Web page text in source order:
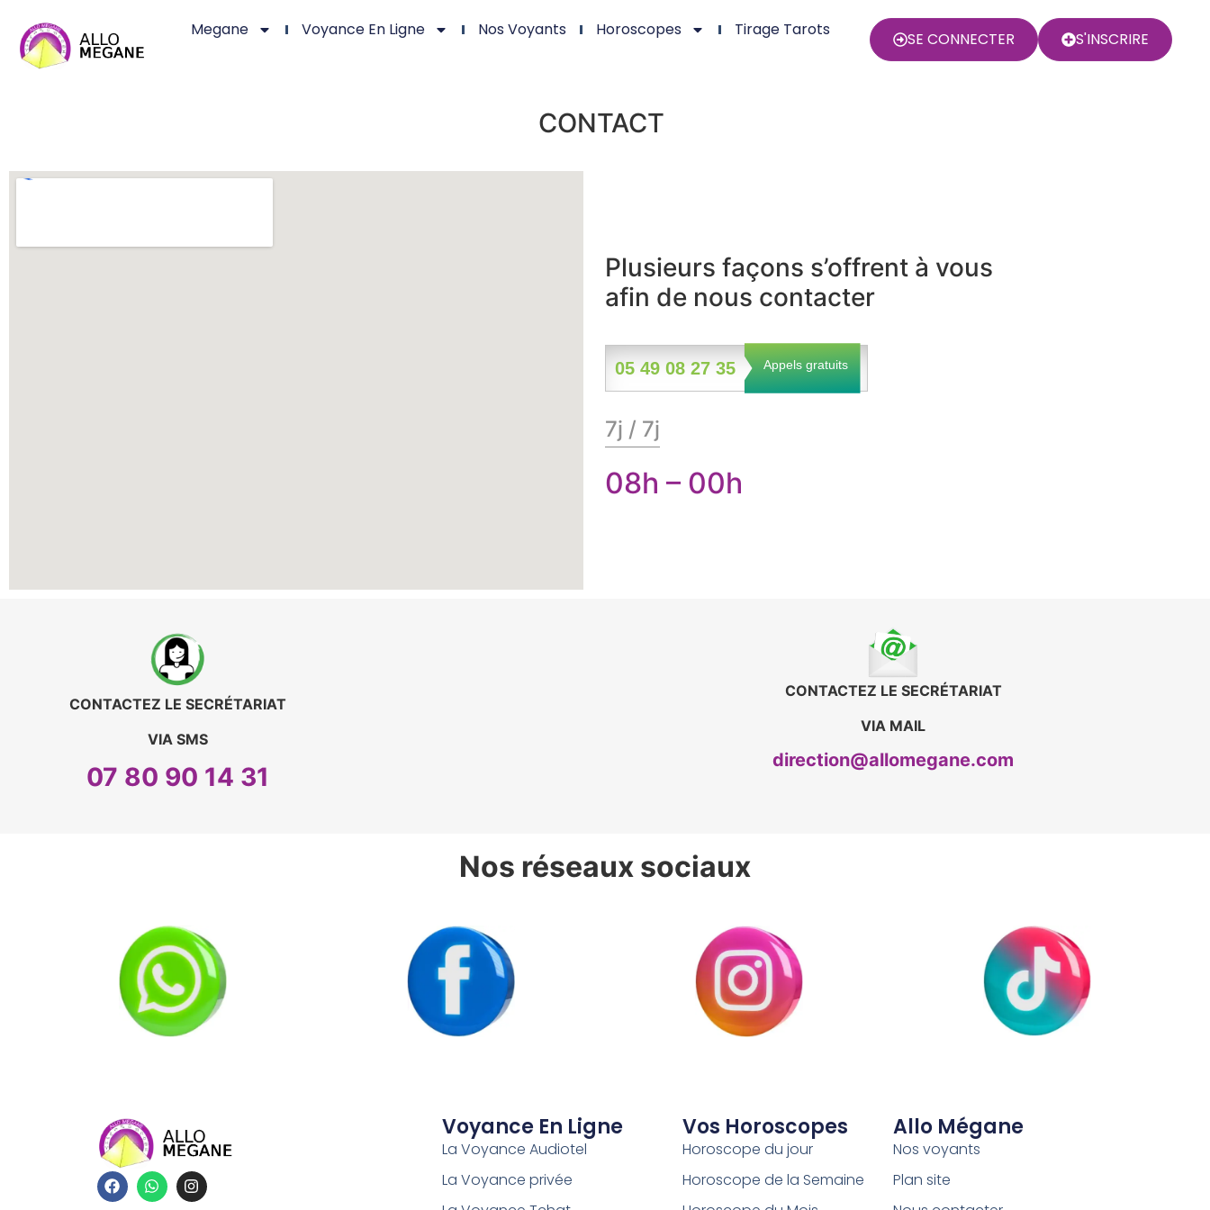
Megane Voyance En Ligne Nos Voyants Horoscopes Tirage Tarots SE CONNECTER S'INSCRIRE
CONTACT
Plusieurs façons s’offrent à vous
afin de nous contacter
05 49 08 27 35 Appels gratuits
7j / 7j
08h – 00h
CONTACTEZ LE SECRÉTARIAT
VIA SMS
07 80 90 14 31
CONTACTEZ LE SECRÉTARIAT
VIA MAIL
direction@allomegane.com
Nos réseaux sociaux
Voyance En Ligne
La Voyance Audiotel
La Voyance privée
Vos Horoscopes
Horoscope du jour
Horoscope de la Semaine
Allo Mégane
Nos voyants
Plan site